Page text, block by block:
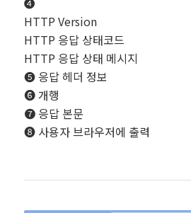
HTTP Version
HTTP 응답 상태코드
HTTP 응답 상태 메시지
❺ 응답 헤더 정보
❻ 개행
❼ 응답 본문
❽ 사용자 브라우저에 출력